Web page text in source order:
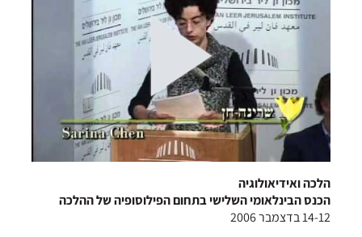
הלכה ואידיאולוגיה
הכנס הבינלאומי השלישי בתחום הפילוסופיה של ההלכה
14-12 בדצמבר 2006